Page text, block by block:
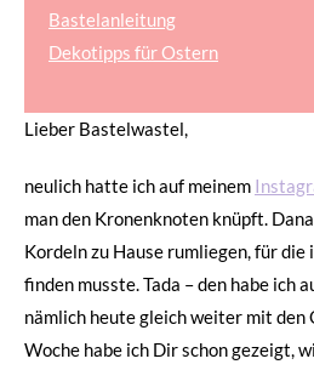
Bastelanleitung
Dekotipps für Ostern
Lieber Bastelwastel,
neulich hatte ich auf meinem
man den Kronenknoten knüpft.
Kordeln zu Hause rumliegen, für die
finden musste. Tada – den habe ich
nämlich heute gleich weiter mit
Woche habe ich Dir schon gezeigt,